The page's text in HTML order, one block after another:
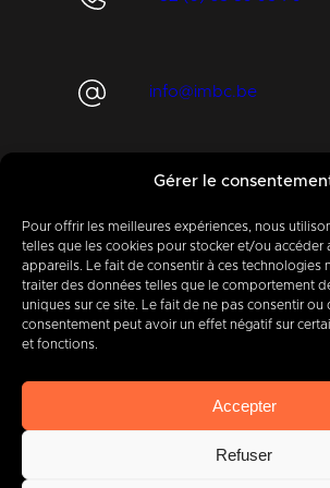
Gérer le
Pour offrir les meilleures expériences, nous
telles que les cookies pour stocker et/ou accéder
appareils. Le fait de consentir à ces technologies
traiter des données telles que le comportement
uniques sur ce site. Le fait de ne pas consentir ou
consentement peut avoir un effet négatif sur
et fonctions.
Accepter
Refuser
info@imbc.be
Aujourd’hui,
400entreprises.
IMBCLégalCookiesVie privée
Plaintes et signalements